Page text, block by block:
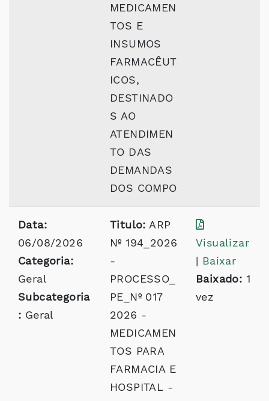
MEDICAMEN
TOS E
INSUMOS
FARMACÊUT
ICOS,
DESTINADO
S AO
ATENDIMEN
TO DAS
DEMANDAS
DOS COMPO
Data:
06/08/2026
Categoria:
Geral
Subcategoria
: Geral
Titulo: ARP
Nº 194_2026
-
PROCESSO_
PE_Nº 017
2026 -
MEDICAMEN
TOS PARA
FARMACIA E
HOSPITAL -
Visualizar
| Baixar
Baixado: 1
vez